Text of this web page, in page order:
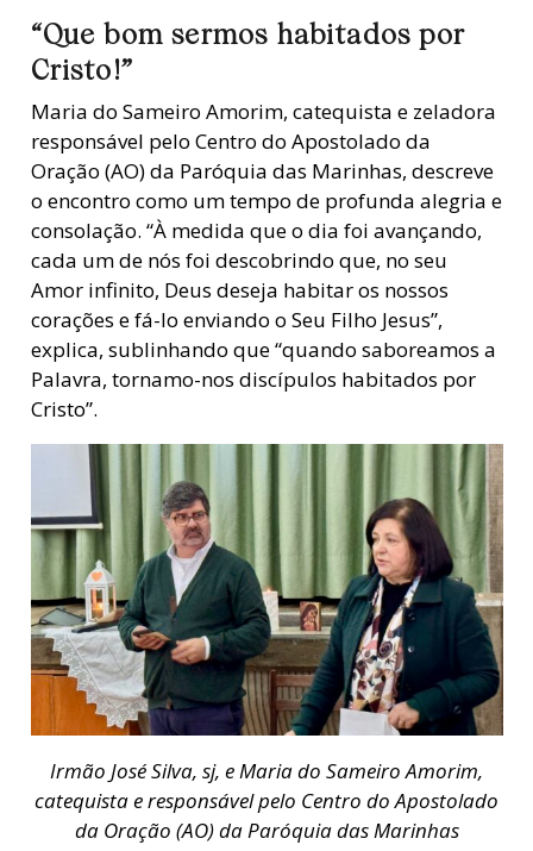
“Que bom sermos habitados por
Cristo!”
Maria do Sameiro Amorim, catequista e zeladora
responsável pelo Centro do Apostolado da
Oração (AO) da Paróquia das Marinhas, descreve
o encontro como um tempo de profunda alegria e
consolação. “À medida que o dia foi avançando,
cada um de nós foi descobrindo que, no seu
Amor infinito, Deus deseja habitar os nossos
corações e fá-lo enviando o Seu Filho Jesus”,
explica, sublinhando que “quando saboreamos a
Palavra, tornamo-nos discípulos habitados por
Cristo”.
Irmão José Silva, sj, e Maria do Sameiro Amorim,
catequista e responsável pelo Centro do Apostolado
da Oração (AO) da Paróquia das Marinhas